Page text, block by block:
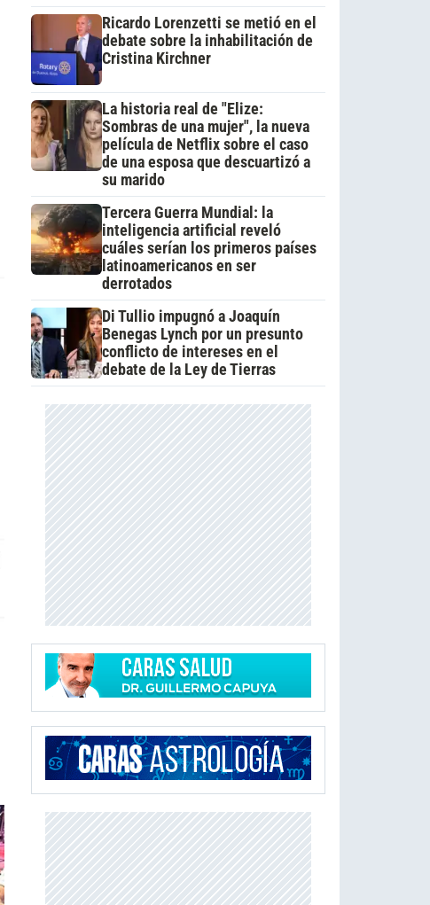
Ricardo Lorenzetti se metió en el
debate sobre la inhabilitación de
Cristina Kirchner
La historia real de "Elize:
Sombras de una mujer", la nueva
película de Netflix sobre el caso
de una esposa que descuartizó a
su marido
Tercera Guerra Mundial: la
inteligencia artificial reveló
cuáles serían los primeros países
latinoamericanos en ser
derrotados
Di Tullio impugnó a Joaquín
Benegas Lynch por un presunto
conflicto de intereses en el
debate de la Ley de Tierras